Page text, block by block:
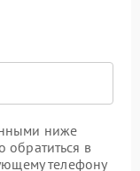
ниже
обратиться в
телефону